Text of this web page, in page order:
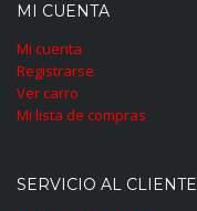
MI CUENTA
Mi cuenta
Registrarse
Ver carro
Mi lista de compras
SERVICIO AL CLIENTE